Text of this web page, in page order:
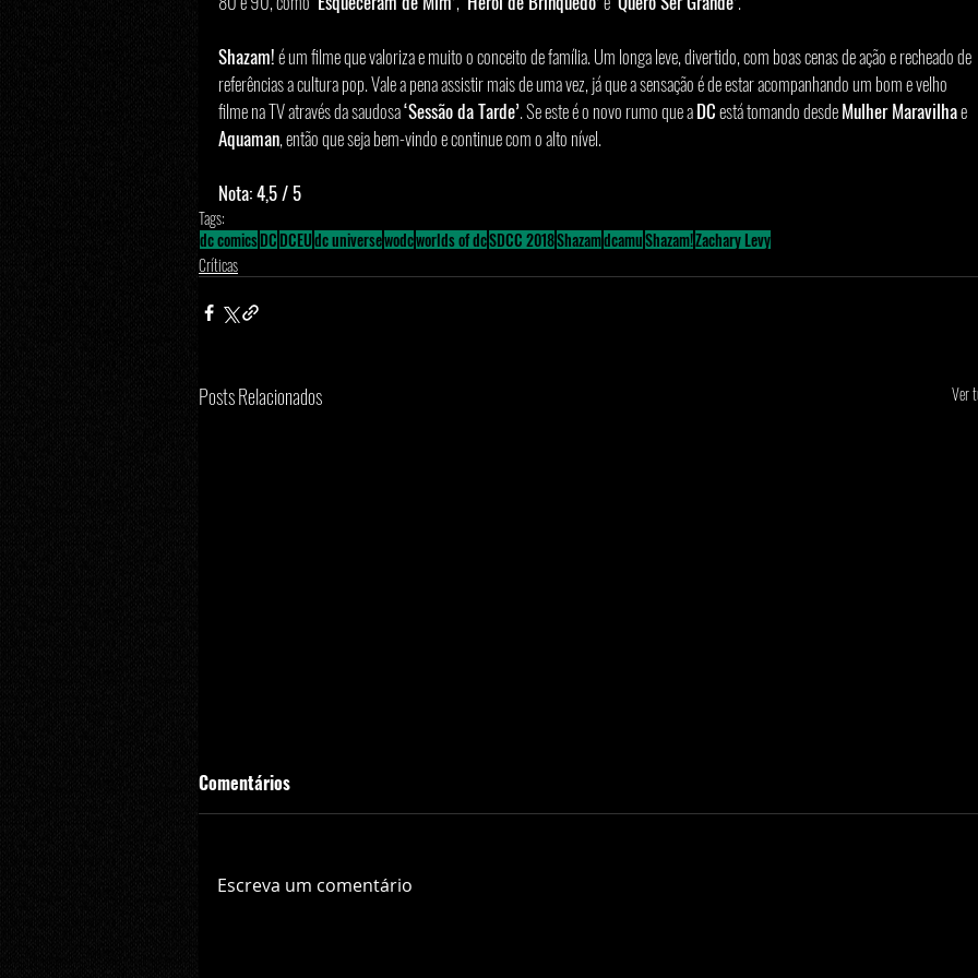
Shazam! é um filme que valoriza e muito o conceito de família. Um longa leve, divertido, com boas cenas de ação e recheado de
referências a cultura pop. Vale a pena assistir mais de uma vez, já que a sensação é de estar acompanhando um bom e velho
filme na TV através da saudosa ‘Sessão da Tarde’. Se este é o novo rumo que a DC está tomando desde Mulher Maravilha e
Aquaman, então que seja bem-vindo e continue com o alto nível.
Nota: 4,5 / 5
Tags:
dc comicsDCDCEUdc universewodcworlds of dcSDCC 2018ShazamdcamuShazam!Zachary Levy
Críticas
Posts Relacionados Ver
Comentários
Escreva um comentário